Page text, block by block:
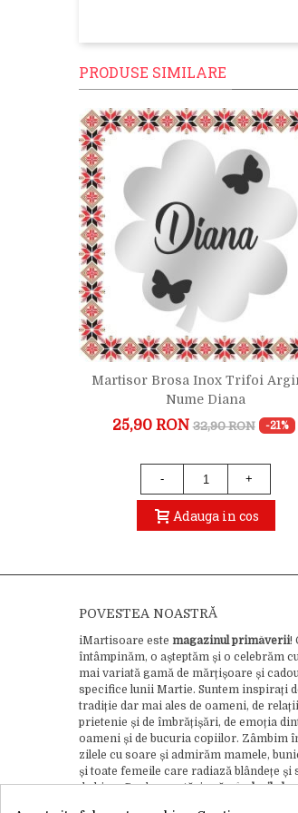
PRODUSE SIMILARE
Martisor Brosa Inox Trifoi
Nume Diana
25,90 RON 32,90 RON -21%
- +
Adauga in cos
POVESTEA NOASTRĂ
iMartisoare este magazinul primăverii!
întâmpinăm, o așteptăm și o celebrăm
mai variată gamă de mărțișoare și
specifice lunii Martie. Suntem inspirați
tradiție dar mai ales de oameni, de
prietenie și de îmbrățișări, de emoția
oameni și de bucuria copiilor. Zâmbim
zilele cu soare și admirăm mamele,
și toate femeile care radiază blândețe și
de bine. Credem cu tărie căgândurile